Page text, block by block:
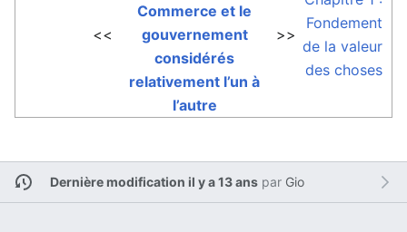
<<
Commerce et le
gouvernement
considérés
relativement l’un à
l’autre
>>
Fondement
de la valeur
des choses
Dernière modification il y a 13 anspar Gio